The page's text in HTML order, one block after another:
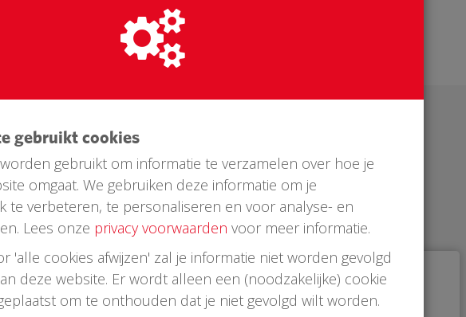
Laatste donaties
gebruikt cookies
gebruikt om informatie te verzamelen over hoe je
omgaat. We gebruiken deze informatie om je
te verbeteren, te personaliseren en voor analyse- en
Lees onze privacy voorwaarden voor meer informatie.
'alle cookies afwijzen' zal je informatie niet worden gevolgd
deze website. Er wordt alleen een (noodzakelijke) cookie
om te onthouden dat je niet gevolgd wilt worden.